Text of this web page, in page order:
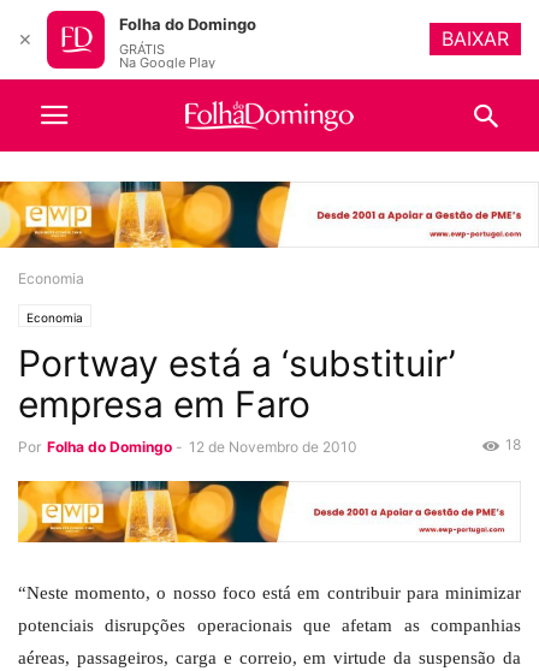
Economia
Economia
Portway está a ‘substituir’
empresa em Faro
Por Folha do Domingo - 12 de Novembro de 2010 18
“Neste momento, o nosso foco está em contribuir para minimizar
potenciais disrupções operacionais que afetam as companhias
aéreas, passageiros, carga e correio, em virtude da suspensão da
✕
Folha do Domingo
GRÁTIS
Na Google Play
BAIXAR